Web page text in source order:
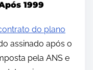
1999
do plano
assinado após o
pela ANS e